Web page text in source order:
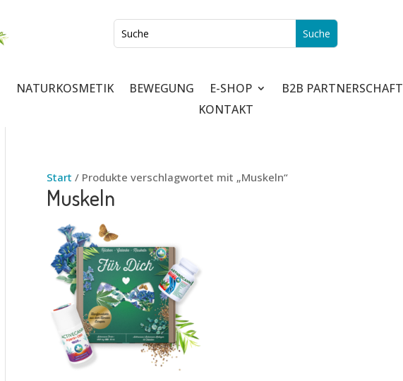
NATURKOSMETIK BEWEGUNG E-SHOP B2B PARTNERSCHAFT
KONTAKT
Start / Produkte verschlagwortet mit „Muskeln“
Muskeln